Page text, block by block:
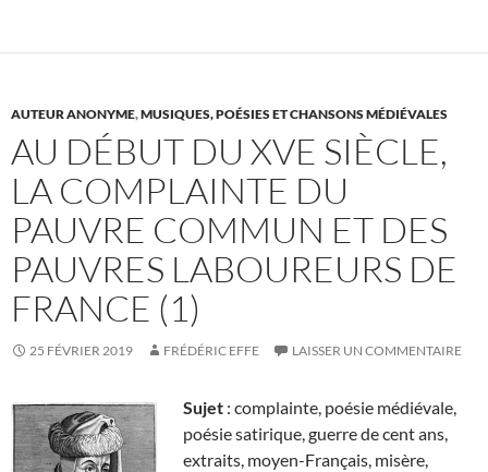
AUTEUR ANONYME,MUSIQUES, POÉSIES ET CHANSONS MÉDIÉVALES
AU DÉBUT DU XVE SIÈCLE,
LA COMPLAINTE DU
PAUVRE COMMUN ET DES
PAUVRES LABOUREURS DE
FRANCE (1)
25 FÉVRIER 2019 FRÉDÉRIC EFFE LAISSER UN COMMENTAIRE
Sujet : complainte, poésie médiévale,
poésie satirique, guerre de cent ans,
extraits, moyen-Français, misère,